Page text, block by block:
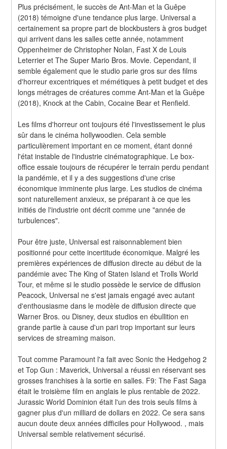
Plus précisément, le succès de Ant-Man et la Guêpe
(2018) témoigne d'une tendance plus large. Universal a
certainement sa propre part de blockbusters à gros budget
qui arrivent dans les salles cette année, notamment
Oppenheimer de Christopher Nolan, Fast X de Louis
Leterrier et The Super Mario Bros. Movie. Cependant, il
semble également que le studio parie gros sur des films
d'horreur excentriques et mémétiques à petit budget et des
longs métrages de créatures comme Ant-Man et la Guêpe
(2018), Knock at the Cabin, Cocaine Bear et Renfield.
Les films d'horreur ont toujours été l'investissement le plus
sûr dans le cinéma hollywoodien. Cela semble
particulièrement important en ce moment, étant donné
l'état instable de l'industrie cinématographique. Le box-
office essaie toujours de récupérer le terrain perdu pendant
la pandémie, et il y a des suggestions d'une crise
économique imminente plus large. Les studios de cinéma
sont naturellement anxieux, se préparant à ce que les
initiés de l'industrie ont décrit comme une "année de
turbulences".
Pour être juste, Universal est raisonnablement bien
positionné pour cette incertitude économique. Malgré les
premières expériences de diffusion directe au début de la
pandémie avec The King of Staten Island et Trolls World
Tour, et même si le studio possède le service de diffusion
Peacock, Universal ne s'est jamais engagé avec autant
d'enthousiasme dans le modèle de diffusion directe que
Warner Bros. ou Disney, deux studios en ébullition en
grande partie à cause d'un pari trop important sur leurs
services de streaming maison.
Tout comme Paramount l'a fait avec Sonic the Hedgehog 2
et Top Gun : Maverick, Universal a réussi en réservant ses
grosses franchises à la sortie en salles. F9: The Fast Saga
était le troisième film en anglais le plus rentable de 2022.
Jurassic World Dominion était l'un des trois seuls films à
gagner plus d'un milliard de dollars en 2022. Ce sera sans
aucun doute deux années difficiles pour Hollywood. , mais
Universal semble relativement sécurisé.